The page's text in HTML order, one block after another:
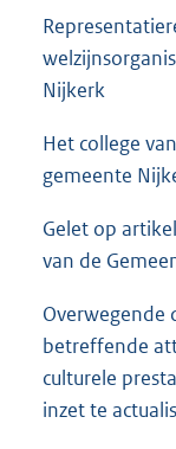
Nijkerk
Het college
gemeente
Gelet op
van de
Overwegende
betreffende
culturele
inzet te